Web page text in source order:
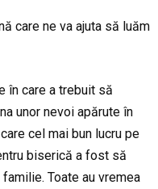
care ne va ajuta să luăm
în care a trebuit să
unor nevoi apărute în
cel mai bun lucru pe
biserică a fost să
Toate au vremea